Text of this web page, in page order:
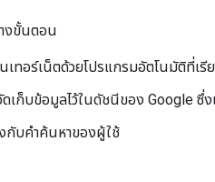
งขั้นตอน
ทอร์เน็ตด้วยโปรแกรมอัตโนมัติที่เรี
ดเก็บข้อมูลไว้ในดัชนีของ Google
กับคําค้นหาของผู้ใช้